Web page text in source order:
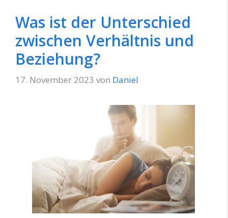
Was ist der Unterschied
zwischen Verhältnis und
Beziehung?
17. November 2023 von Daniel